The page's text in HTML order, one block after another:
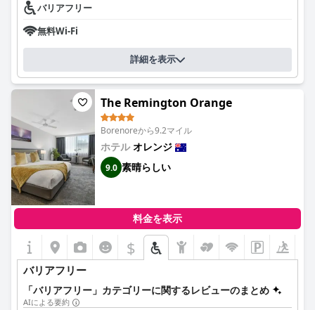
バリアフリー
無料Wi-Fi
詳細を表示
The Remington Orange
Borenoreから9.2マイル
ホテルオレンジ
9.0 素晴らしい
料金を表示
$
バリアフリー
「バリアフリー」カテゴリーに関するレビューのまとめ
AIによる要約